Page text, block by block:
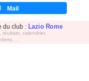
Mail
du club : Lazio Rome
réultats, calendrier,
...